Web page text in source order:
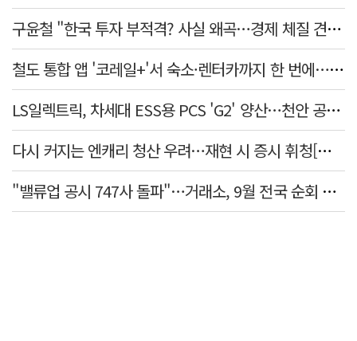
구윤철 "한국 투자 부적격? 사실 왜곡…경제 체질 견실"
철도 통합 앱 '코레일+'서 숙소·렌터카까지 한 번에…여행 서비스 확대
LS일렉트릭, 차세대 ESS용 PCS 'G2' 양산…천안 공장서 출하
다시 커지는 엔캐리 청산 우려…재현 시 증시 휘청[매일뭐니머니]
"밸류업 공시 747사 돌파"…거래소, 9월 전국 순회 설명회 연다